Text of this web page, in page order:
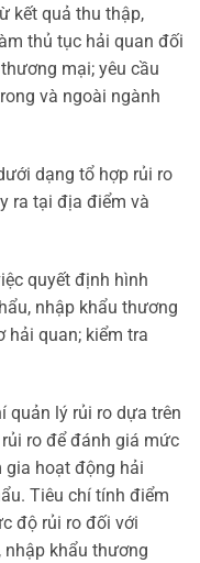
kết quả thu thập,
thủ tục hải quan đối
mại; yêu cầu
và ngoài ngành
dạng tổ hợp rủi ro
ra tại địa điểm và
quyết định hình
nhập khẩu thương
hải quan; kiểm tra
quản lý rủi ro dựa trên
ro để đánh giá mức
gia hoạt động hải
Tiêu chí tính điểm
độ rủi ro đối với
nhập khẩu thương